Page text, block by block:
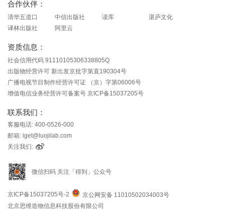
合作伙伴：
清华五道口 中信出版社 读库
湛庐文化
译林出版社
阿里云
资质信息：
社会信用代码 91110105306338805Q
出版物经营许可 新出发京批字第直190304号
广播电视节目制作经营许可证 （京）字第06006号
增值电信业务经营许可备案号 京ICP备15037205号
联系我们：
客服电话: 400-0526-000
邮箱: iget@luojilab.com
关注我们:
微信扫码 关注「得到」公众号
京ICP备15037205号-2
京公网安备 11010502034003号
北京思维造物信息科技股份有限公司